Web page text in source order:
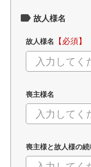
故人様名
故人様名 【必須】
喪主様名
喪主様と故人様の